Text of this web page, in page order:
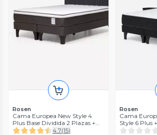
Rosen
Cama Europea New Style 4
Plus Base Dividida 2 Plazas +
Respaldo Lucio grafito
4.7(15)
Rosen
Cama
Style 6 Plus